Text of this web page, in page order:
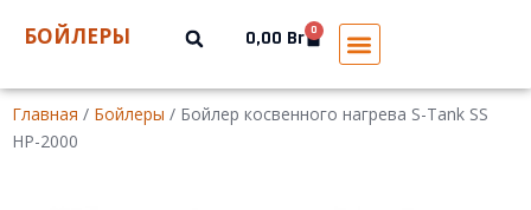
БОЙЛЕРЫ 0,00 Br 0
Главная / Бойлеры / Бойлер косвенного нагрева S-Tank SS
HP-2000